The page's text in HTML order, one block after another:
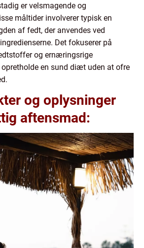
er velsmagende og
måltider involverer typisk en
af fedt, der anvendes ved
Det fokuserer på
og ernæringsrige
en sund diæt uden at ofre
og oplysninger
aftensmad: